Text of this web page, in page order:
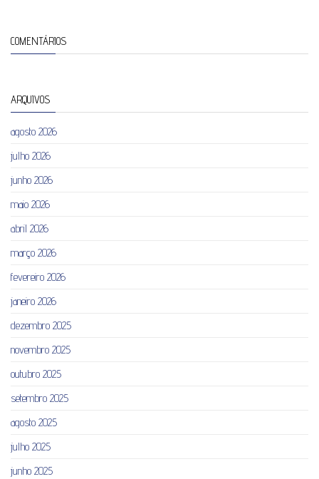
COMENTÁRIOS
ARQUIVOS
agosto 2026
julho 2026
junho 2026
maio 2026
abril 2026
março 2026
fevereiro 2026
janeiro 2026
dezembro 2025
novembro 2025
outubro 2025
setembro 2025
agosto 2025
julho 2025
junho 2025